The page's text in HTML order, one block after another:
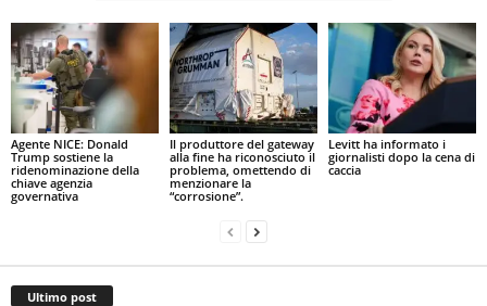
Agente NICE: Donald
Trump sostiene la
ridenominazione della
chiave agenzia
governativa
Il produttore del gateway
alla fine ha riconosciuto il
problema, omettendo di
menzionare la
“corrosione”.
Levitt ha informato i
giornalisti dopo la cena di
caccia
Ultimo post